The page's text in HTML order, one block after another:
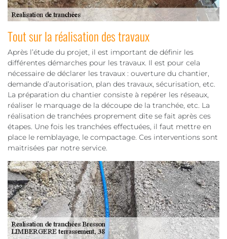
Tout sur la réalisation des travaux
Après l’étude du projet, il est important de définir les
différentes démarches pour les travaux. Il est pour cela
nécessaire de déclarer les travaux : ouverture du chantier,
demande d’autorisation, plan des travaux, sécurisation, etc.
La préparation du chantier consiste à repérer les réseaux,
réaliser le marquage de la découpe de la tranchée, etc. La
réalisation de tranchées proprement dite se fait après ces
étapes. Une fois les tranchées effectuées, il faut mettre en
place le remblayage, le compactage. Ces interventions sont
maitrisées par notre service.